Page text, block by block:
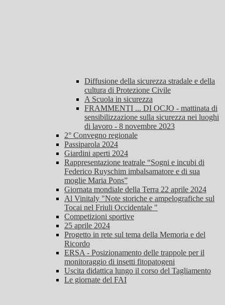
Diffusione della sicurezza stradale e della
cultura di Protezione Civile
A Scuola in sicurezza
FRAMMENTI ... DI OCJO - mattinata di
sensibilizzazione sulla sicurezza nei luoghi
di lavoro - 8 novembre 2023
2° Convegno regionale
Passiparola 2024
Giardini aperti 2024
Rappresentazione teatrale “Sogni e incubi di
Federico Ruyschim imbalsamatore e di sua
moglie Maria Pons”
Giornata mondiale della Terra 22 aprile 2024
Al Vinitaly "Note storiche e ampelografiche sul
Tocai nel Friuli Occidentale "
Competizioni sportive
25 aprile 2024
Progetto in rete sul tema della Memoria e del
Ricordo
ERSA - Posizionamento delle trappole per il
monitoraggio di insetti fitopatogeni
Uscita didattica lungo il corso del Tagliamento
Le giornate del FAI